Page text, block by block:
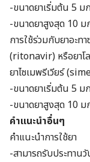
-ขนาดยาเริ่มต้น 5 ม
-ขนาดยาสูงสุด 10 ม
การใช้ร่วมกับยาอะท
(ritonavir) หรือยาโ
ยาไซเมพรีเวียร์
-ขนาดยาเริ่มต้น 5 ม
-ขนาดยาสูงสุด 10 ม
คำแนะนำอื่นๆ
คำแนะนำการใช้ยา
-สามารถรับประทาน